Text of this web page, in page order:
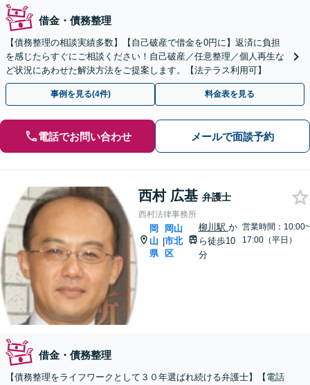
借金・債務整理
【債務整理の相談実績多数】【自己破産で借金を0円に】返済に負担
を感じたらすぐにご相談ください！自己破産／任意整理／個人再生な
ど状況にあわせた解決方法をご提案します。【法テラス利用可】
事例を見る(4件) 料金表を見る
電話でお問い合わせ メールで面談予約
西村 広基 弁護士
西村法律事務所
岡
山
県
|
岡山
市北
区
柳川駅 か
ら徒歩10
分
営業時間：10:00~
17:00（平日）
借金・債務整理
【債務整理をライフワークとして３０年選ばれ続ける弁護士】【電話